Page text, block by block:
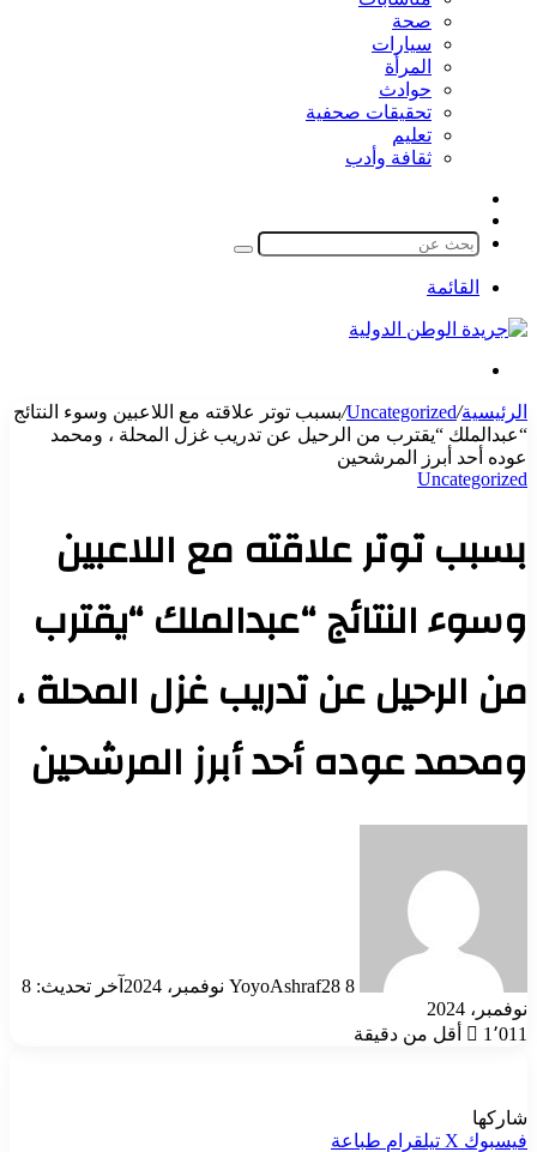
صحة
سيارات
المرأة
حوادث
تحقيقات صحفية
تعليم
ثقافة وأدب
المظلم
بحث
القائمة
الرئيسية/
Uncategorized
/بسبب توتر علاقته مع اللاعبين وسوء النتائج
“عبدالملك “يقترب من الرحيل عن تدريب غزل المحلة ، ومحمد
عوده أحد أبرز المرشحين
Uncategorized
بسبب توتر علاقته مع اللاعبين
وسوء النتائج “عبدالملك “يقترب
من الرحيل عن تدريب غزل المحلة ،
ومحمد عوده أحد أبرز المرشحين
YoyoAshraf28 8 نوفمبر، 2024
آخر تحديث: 8
نوفمبر، 2024
1٬011
أقل من دقيقة
شاركها
فيسبوك ‫X تيلقرام طباعة